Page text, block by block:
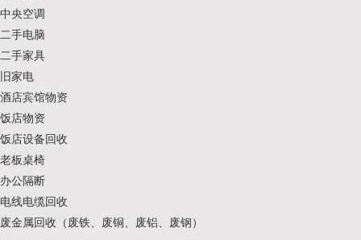
中央空调
二手电脑
二手家具
旧家电
酒店宾馆物资
饭店物资
饭店设备回收
老板桌椅
办公隔断
电线电缆回收
废金属回收（废铁、废铜、废铝、废钢）